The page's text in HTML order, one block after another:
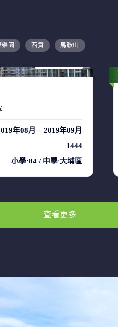
樂園 西貢 馬鞍山
售盤 17
年08月 – 2019年09月
1444
小學:84 / 中學:大埔區
查看更多